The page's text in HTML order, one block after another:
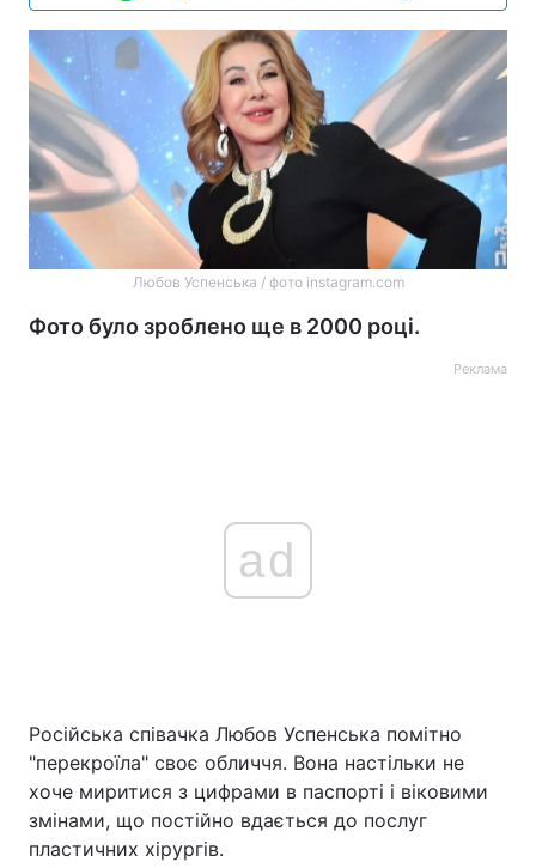
Любов Успенська / фото instagram.com
Фото було зроблено ще в 2000 році.
Реклама
ad
Російська співачка Любов Успенська помітно
"перекроїла" своє обличчя. Вона настільки не
хоче миритися з цифрами в паспорті і віковими
змінами, що постійно вдається до послуг
пластичних хірургів.